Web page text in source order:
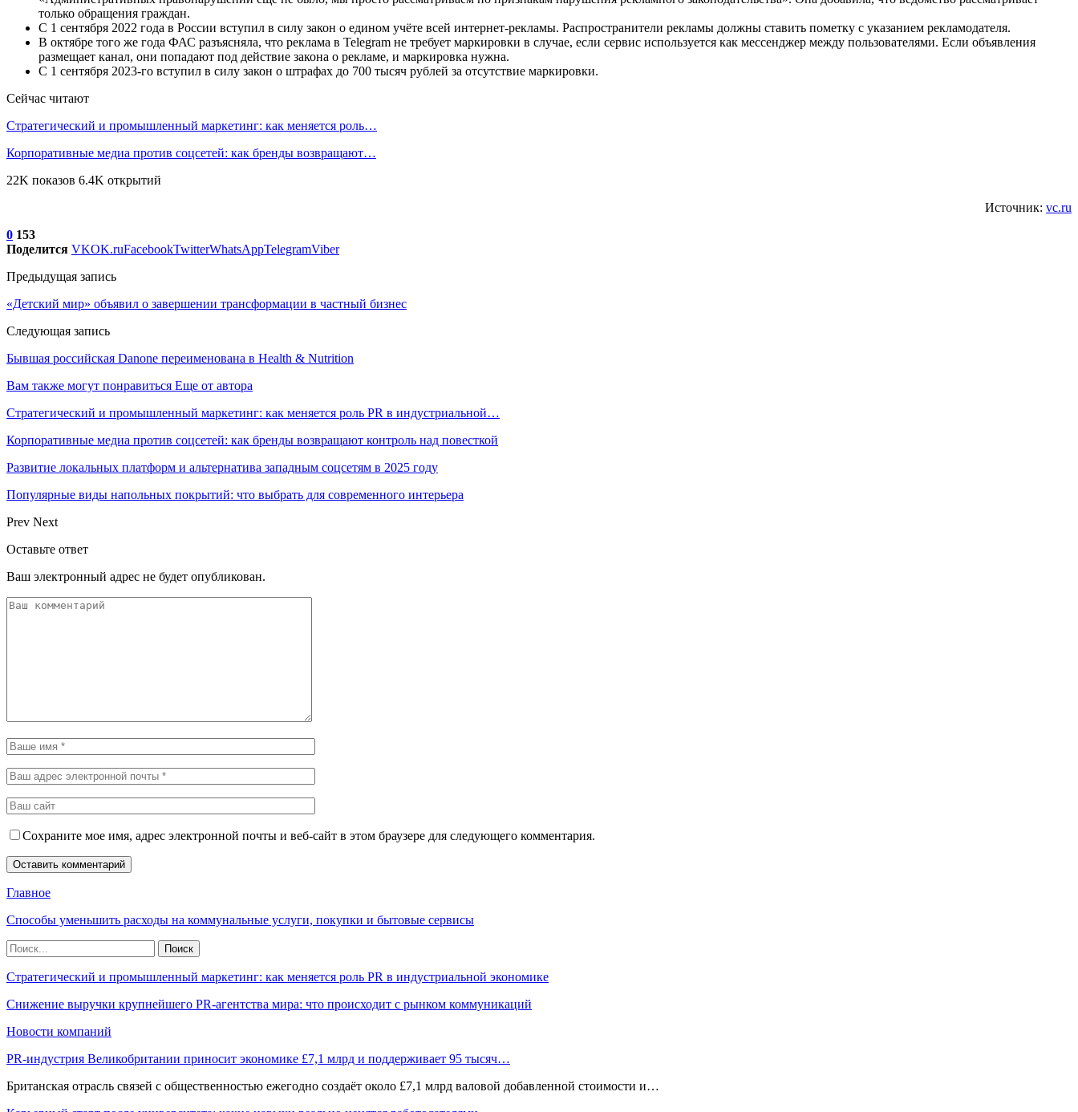
только обращения граждан.
С 1 сентября 2022 года в России вступил в силу закон о едином учёте всей интернет-рекламы. Распространители рекламы должны ставить пометку с указанием рекламодателя.
В октябре того же года ФАС разъясняла, что реклама в Telegram не требует маркировки в случае, если сервис используется как мессенджер между пользователями. Если объявления
размещает канал, они попадают под действие закона о рекламе, и маркировка нужна.
С 1 сентября 2023-го вступил в силу закон о штрафах до 700 тысяч рублей за отсутствие маркировки.
Сейчас читают
Стратегический и промышленный маркетинг: как меняется роль…
Корпоративные медиа против соцсетей: как бренды возвращают…
22K показов 6.4K открытий
Источник: vc.ru
0 153
Поделится VKOK.ruFacebookTwitterWhatsAppTelegramViber
Предыдущая запись
«Детский мир» объявил о завершении трансформации в частный бизнес
Следующая запись
Бывшая российская Danone переименована в Health & Nutrition
Вам также могут понравиться Еще от автора
Стратегический и промышленный маркетинг: как меняется роль PR в индустриальной…
Корпоративные медиа против соцсетей: как бренды возвращают контроль над повесткой
Развитие локальных платформ и альтернатива западным соцсетям в 2025 году
Популярные виды напольных покрытий: что выбрать для современного интерьера
Prev Next
Оставьте ответ
Ваш электронный адрес не будет опубликован.
Сохраните мое имя, адрес электронной почты и веб-сайт в этом браузере для следующего комментария.
Главное
Способы уменьшить расходы на коммунальные услуги, покупки и бытовые сервисы
Стратегический и промышленный маркетинг: как меняется роль PR в индустриальной экономике
Снижение выручки крупнейшего PR-агентства мира: что происходит с рынком коммуникаций
Новости компаний
PR-индустрия Великобритании приносит экономике £7,1 млрд и поддерживает 95 тысяч…
Британская отрасль связей с общественностью ежегодно создаёт около £7,1 млрд валовой добавленной стоимости и…